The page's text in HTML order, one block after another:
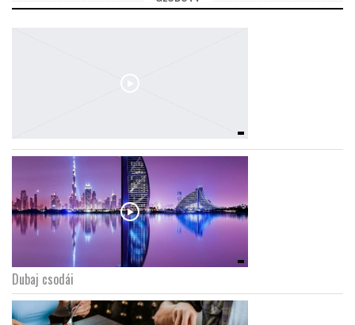
Dubaj csodái